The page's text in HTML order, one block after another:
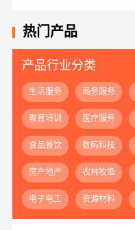
热门产品
产品行业分类
生活服务 商务服务
教育培训 医疗服务
食品餐饮 数码科技
房产地产 农林牧渔
电子电工 资源材料